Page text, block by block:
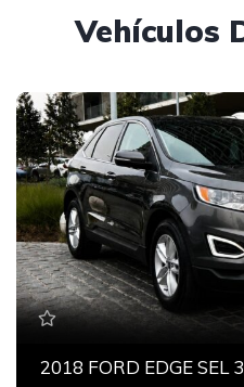
Vehículos
2018 FORD EDGE SEL